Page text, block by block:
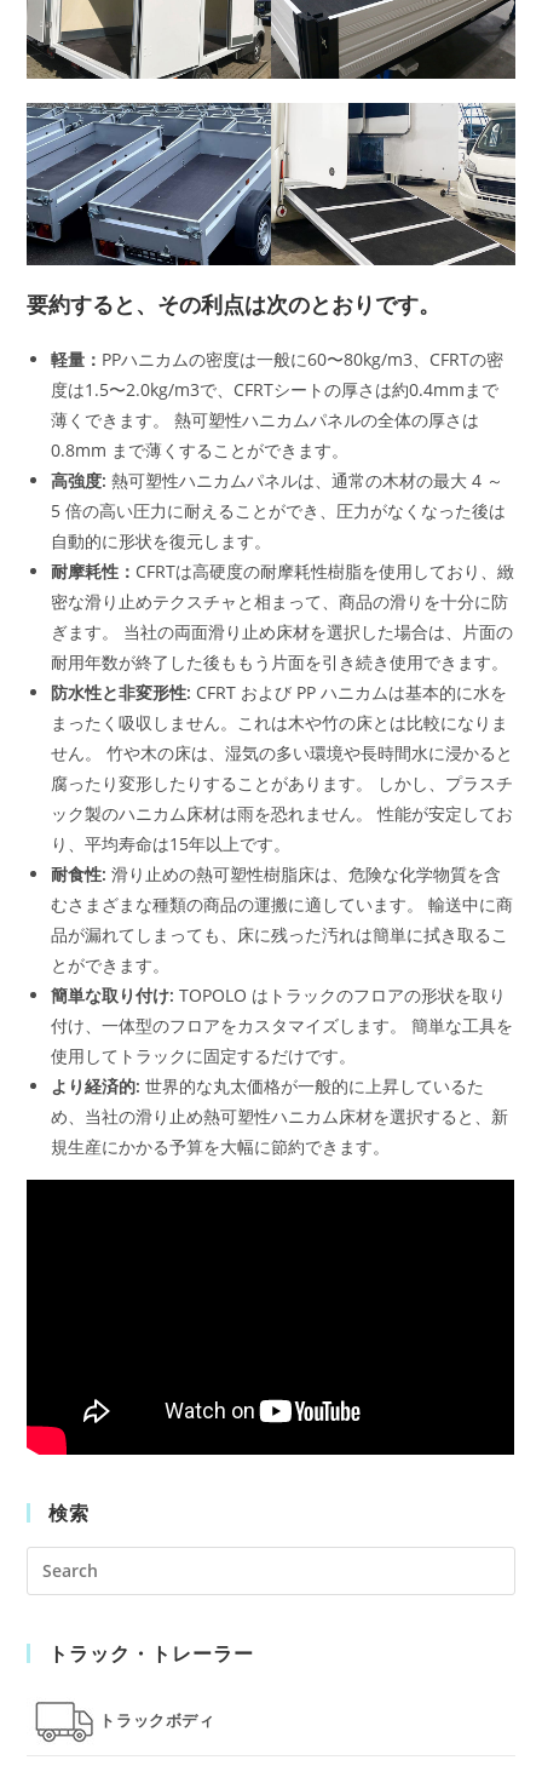
要約すると、その利点は次のとおりです。
軽量： PPハニカムの密度は一般に60〜80kg/m3、CFRTの密
度は1.5〜2.0kg/m3で、CFRTシートの厚さは約0.4mmまで
薄くできます。 熱可塑性ハニカムパネルの全体の厚さは
0.8mm まで薄くすることができます。
高強度:熱可塑性ハニカムパネルは、通常の木材の最大 4 ～
5 倍の高い圧力に耐えることができ、圧力がなくなった後は
自動的に形状を復元します。
耐摩耗性： CFRTは高硬度の耐摩耗性樹脂を使用しており、緻
密な滑り止めテクスチャと相まって、商品の滑りを十分に防
ぎます。 当社の両面滑り止め床材を選択した場合は、片面の
耐用年数が終了した後ももう片面を引き続き使用できます。
防水性と非変形性: CFRT および PP ハニカムは基本的に水を
まったく吸収しません。これは木や竹の床とは比較になりま
せん。 竹や木の床は、湿気の多い環境や長時間水に浸かると
腐ったり変形したりすることがあります。 しかし、プラスチ
ック製のハニカム床材は雨を恐れません。 性能が安定してお
り、平均寿命は15年以上です。
耐食性:滑り止めの熱可塑性樹脂床は、危険な化学物質を含
むさまざまな種類の商品の運搬に適しています。 輸送中に商
品が漏れてしまっても、床に残った汚れは簡単に拭き取るこ
とができます。
簡単な取り付け:TOPOLO はトラックのフロアの形状を取り
付け、一体型のフロアをカスタマイズします。 簡単な工具を
使用してトラックに固定するだけです。
より経済的:世界的な丸太価格が一般的に上昇しているた
め、当社の滑り止め熱可塑性ハニカム床材を選択すると、新
規生産にかかる予算を大幅に節約できます。
検索
トラック・トレーラー
トラックボディ